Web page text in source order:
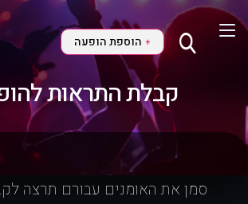
+ הוספת הופעה
קבלת התראות
סמן את האומנים עבורם תרצה